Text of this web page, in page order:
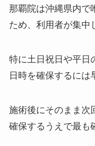
那覇院は沖縄県内で
ため、利用者が集中
特に土日祝日や平日
日時を確保するには
施術後にそのまま次
確保するうえで最も